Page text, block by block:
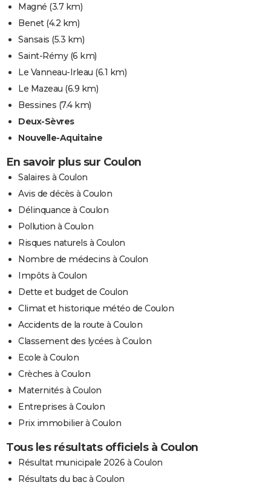
Magné (3.7 km)
Benet(4.2 km)
Sansais (5.3 km)
Saint-Rémy(6 km)
Le Vanneau-Irleau (6.1 km)
Le Mazeau (6.9 km)
Bessines (7.4 km)
Deux-Sèvres
Nouvelle-Aquitaine
En savoir plus sur Coulon
Salaires à Coulon
Avis de décès à Coulon
Délinquance à Coulon
Pollution à Coulon
Risques naturels à Coulon
Nombre de médecins à Coulon
Impôts à Coulon
Dette et budget de Coulon
Climat et historique météo de Coulon
Accidents de la route à Coulon
Classement des lycées à Coulon
Ecole à Coulon
Crèches à Coulon
Maternités à Coulon
Entreprises à Coulon
Prix immobilier à Coulon
Tous les résultats officiels à Coulon
Résultat municipale 2026 à Coulon
Résultats du bac à Coulon